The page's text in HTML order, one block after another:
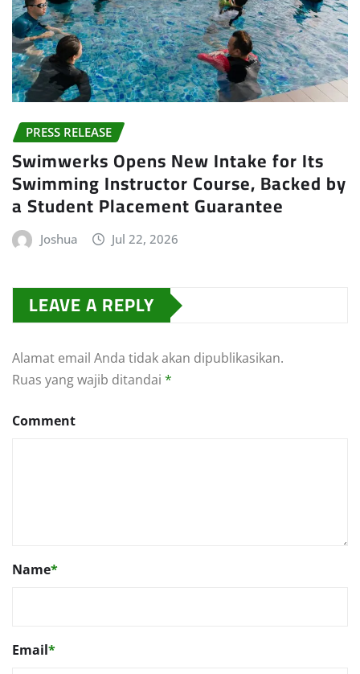
PRESS RELEASE
Swimwerks Opens New Intake for Its
Swimming Instructor Course, Backed by
a Student Placement Guarantee
Joshua Jul 22, 2026
LEAVE A REPLY
Alamat email Anda tidak akan dipublikasikan.
Ruas yang wajib ditandai *
Comment
Name*
Email*